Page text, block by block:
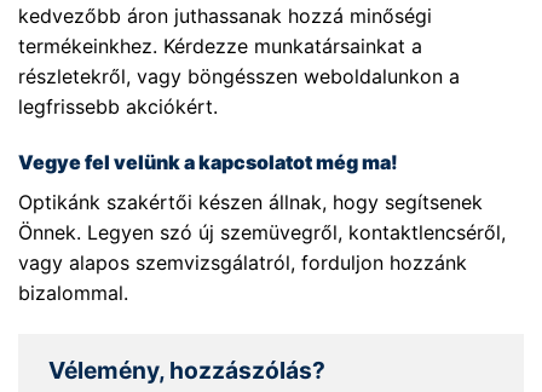
kedvezőbb áron juthassanak hozzá minőségi
termékeinkhez. Kérdezze munkatársainkat a
részletekről, vagy böngésszen weboldalunkon a
legfrissebb akciókért.
Vegye fel velünk a kapcsolatot még ma!
Optikánk szakértői készen állnak, hogy segítsenek
Önnek. Legyen szó új szemüvegről, kontaktlencséről,
vagy alapos szemvizsgálatról, forduljon hozzánk
bizalommal.
Vélemény, hozzászólás?